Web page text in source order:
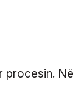
procesin. Në